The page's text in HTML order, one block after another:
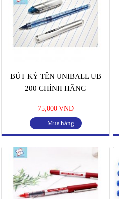
BÚT KÝ TÊN UNIBALL UB
200 CHÍNH HÃNG
75,000 VND
Mua hàng